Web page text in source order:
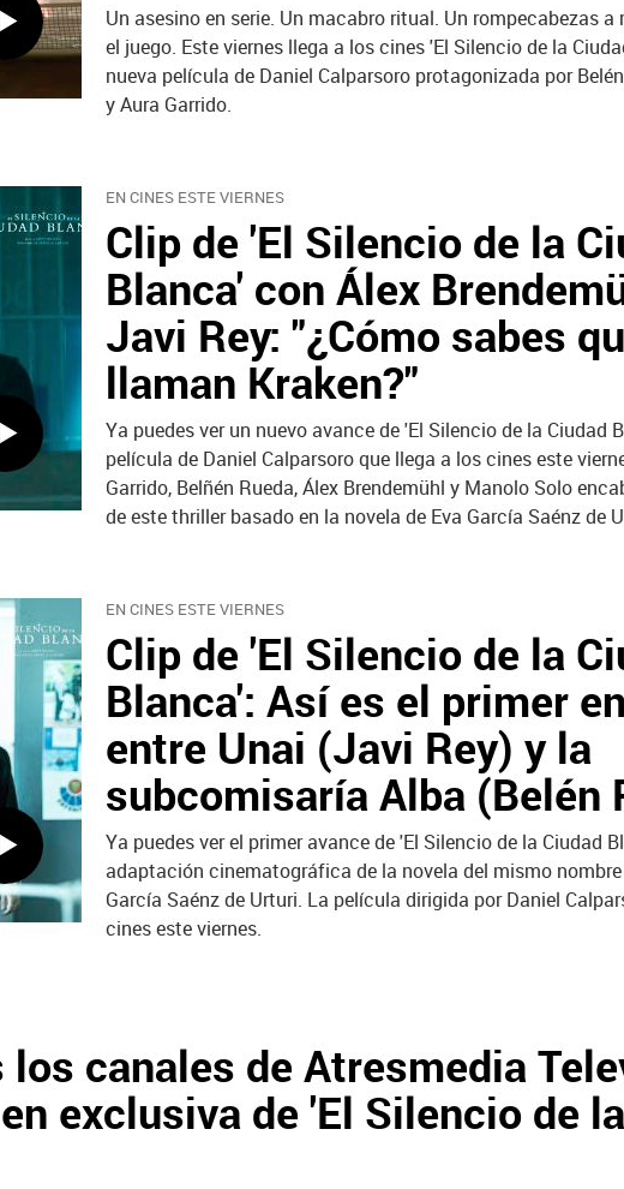
Un asesino en serie. Un macabro ritual. Un rompecabezas a
el juego. Este viernes llega a los cines 'El Silencio de la
nueva película de Daniel Calparsoro protagonizada por
y Aura Garrido.
EN CINES ESTE VIERNES
Clip de 'El Silencio de la
Blanca' con Álex
Javi Rey: "¿Cómo sabes
llaman Kraken?"
Ya puedes ver un nuevo avance de 'El Silencio de la Ciudad
película de Daniel Calparsoro que llega a los cines este
Garrido, Belñén Rueda, Álex Brendemühl y Manolo Solo
de este thriller basado en la novela de Eva García Saénz de
EN CINES ESTE VIERNES
Clip de 'El Silencio de la
Blanca': Así es el primer
entre Unai (Javi Rey) y la
subcomisaría Alba (Belén
Ya puedes ver el primer avance de 'El Silencio de la Ciudad
adaptación cinematográfica de la novela del mismo
García Saénz de Urturi. La película dirigida por Daniel
cines este viernes.
canales de Atresmedia
exclusiva de 'El Silencio de